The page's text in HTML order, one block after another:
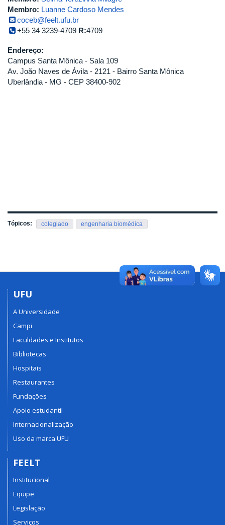
Membro: Luanne Cardoso Mendes
coceb@feelt.ufu.br
+55 34 3239-4709 R:4709
Endereço:
Campus Santa Mônica - Sala 109
Av. João Naves de Ávila - 2121 - Bairro Santa Mônica
Uberlândia - MG - CEP 38400-902
Tópicos: colegiado engenharia biomédica
UFU
A Universidade
Campi
Faculdades e Institutos
Bibliotecas
Hospitais
Restaurantes
Fundações
Apoio estudantil
Internacionalização
Uso da marca UFU
FEELT
Institucional
Equipe
Legislação
Serviços